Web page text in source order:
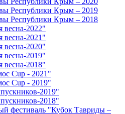
Республики Крым – 2019
Республики Крым – 2018
весна-2022"
весна-2021"
весна-2020"
весна-2019"
весна-2018"
Cup - 2021"
Cup - 2019"
2019"
2018"
фестиваль "Кубок Тавриды –